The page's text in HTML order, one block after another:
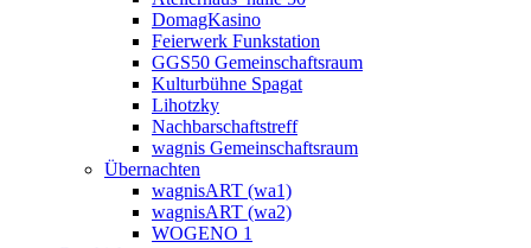
DomagKasino
Feierwerk Funkstation
GGS50 Gemeinschaftsraum
Kulturbühne Spagat
Lihotzky
Nachbarschaftstreff
wagnis Gemeinschaftsraum
Übernachten
wagnisART (wa1)
wagnisART (wa2)
WOGENO 1